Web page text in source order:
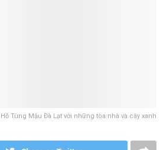
Tùng Mậu Đà Lạt với những tòa nhà và cây xanh